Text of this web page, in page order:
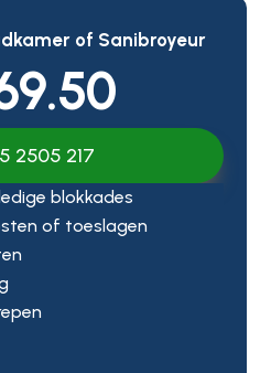
of Sanibroyeur
2505 217
blokkades
of toeslagen